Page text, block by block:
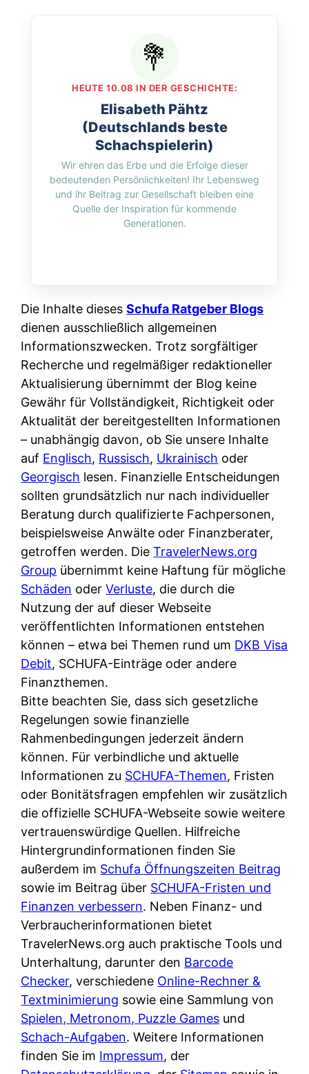
w
r
k
l
r
f
n
k
t
r
e
n
r
u
s
s
i
s
c
h
e
B
a
n
k
k
a
r
t
e
n
M
I
R
?
O
l
i
n
s
i
s
t
w
i
r
k
l
i
c
h
k
o
s
t
e
n
l
o
s
u
n
d
w
e
r
i
s
t
d
e
r
T
e
s
t
s
i
e
g
e
M
t
s
:
W
e
r
S
c
h
u
t
z
d
e
r
F
i
r
m
a
a
m
p
r
i
v
a
t
e
n
K
ü
c
h
e
n
t
i
s
c
h
e
n
d
e
HEUTE 10.08 IN DER GESCHICHTE:
Elisabeth Pähtz
(Deutschlands beste
Schachspielerin)
Wir ehren das Erbe und die Erfolge dieser
bedeutenden Persönlichkeiten! Ihr Lebensweg
und ihr Beitrag zur Gesellschaft bleiben eine
Quelle der Inspiration für kommende
Generationen.
Die Inhalte diesesSchufa Ratgeber Blogs
dienen ausschließlich allgemeinen
Informationszwecken. Trotz sorgfältiger
Recherche und regelmäßiger redaktioneller
Aktualisierung übernimmt der Blog keine
Gewähr für Vollständigkeit, Richtigkeit oder
Aktualität der bereitgestellten Informationen
– unabhängig davon, ob Sie unsere Inhalte
auf Englisch, Russisch, Ukrainisch oder
Georgisch lesen. Finanzielle Entscheidungen
sollten grundsätzlich nur nach individueller
Beratung durch qualifizierte Fachpersonen,
beispielsweise Anwälte oder Finanzberater,
getroffen werden. DieTravelerNews.org
Group übernimmt keine Haftung für mögliche
Schäden oderVerluste, die durch die
Nutzung der auf dieser Webseite
veröffentlichten Informationen entstehen
können – etwa bei Themen rund um DKB Visa
Debit, SCHUFA-Einträge oder andere
Finanzthemen.
Bitte beachten Sie, dass sich gesetzliche
Regelungen sowie finanzielle
Rahmenbedingungen jederzeit ändern
können. Für verbindliche und aktuelle
Informationen zu SCHUFA-Themen, Fristen
oder Bonitätsfragen empfehlen wir zusätzlich
die offizielle SCHUFA-Webseite sowie weitere
vertrauenswürdige Quellen. Hilfreiche
Hintergrundinformationen finden Sie
außerdem im Schufa Öffnungszeiten Beitrag
sowie im Beitrag über SCHUFA-Fristen und
Finanzen verbessern. Neben Finanz- und
Verbraucherinformationen bietet
TravelerNews.org auch praktische Tools und
Unterhaltung, darunter den Barcode
Checker, verschiedene Online-Rechner &
Textminimierung sowie eine Sammlung von
Spielen, Metronom, Puzzle Games und
Schach-Aufgaben. Weitere Informationen
finden Sie im Impressum, der